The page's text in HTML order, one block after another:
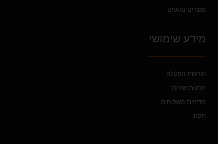
מוצרים נוספים
מידע שימושי
הוראות הפעלה
תחנות שירות
מדיניות משלוחים
תקנון